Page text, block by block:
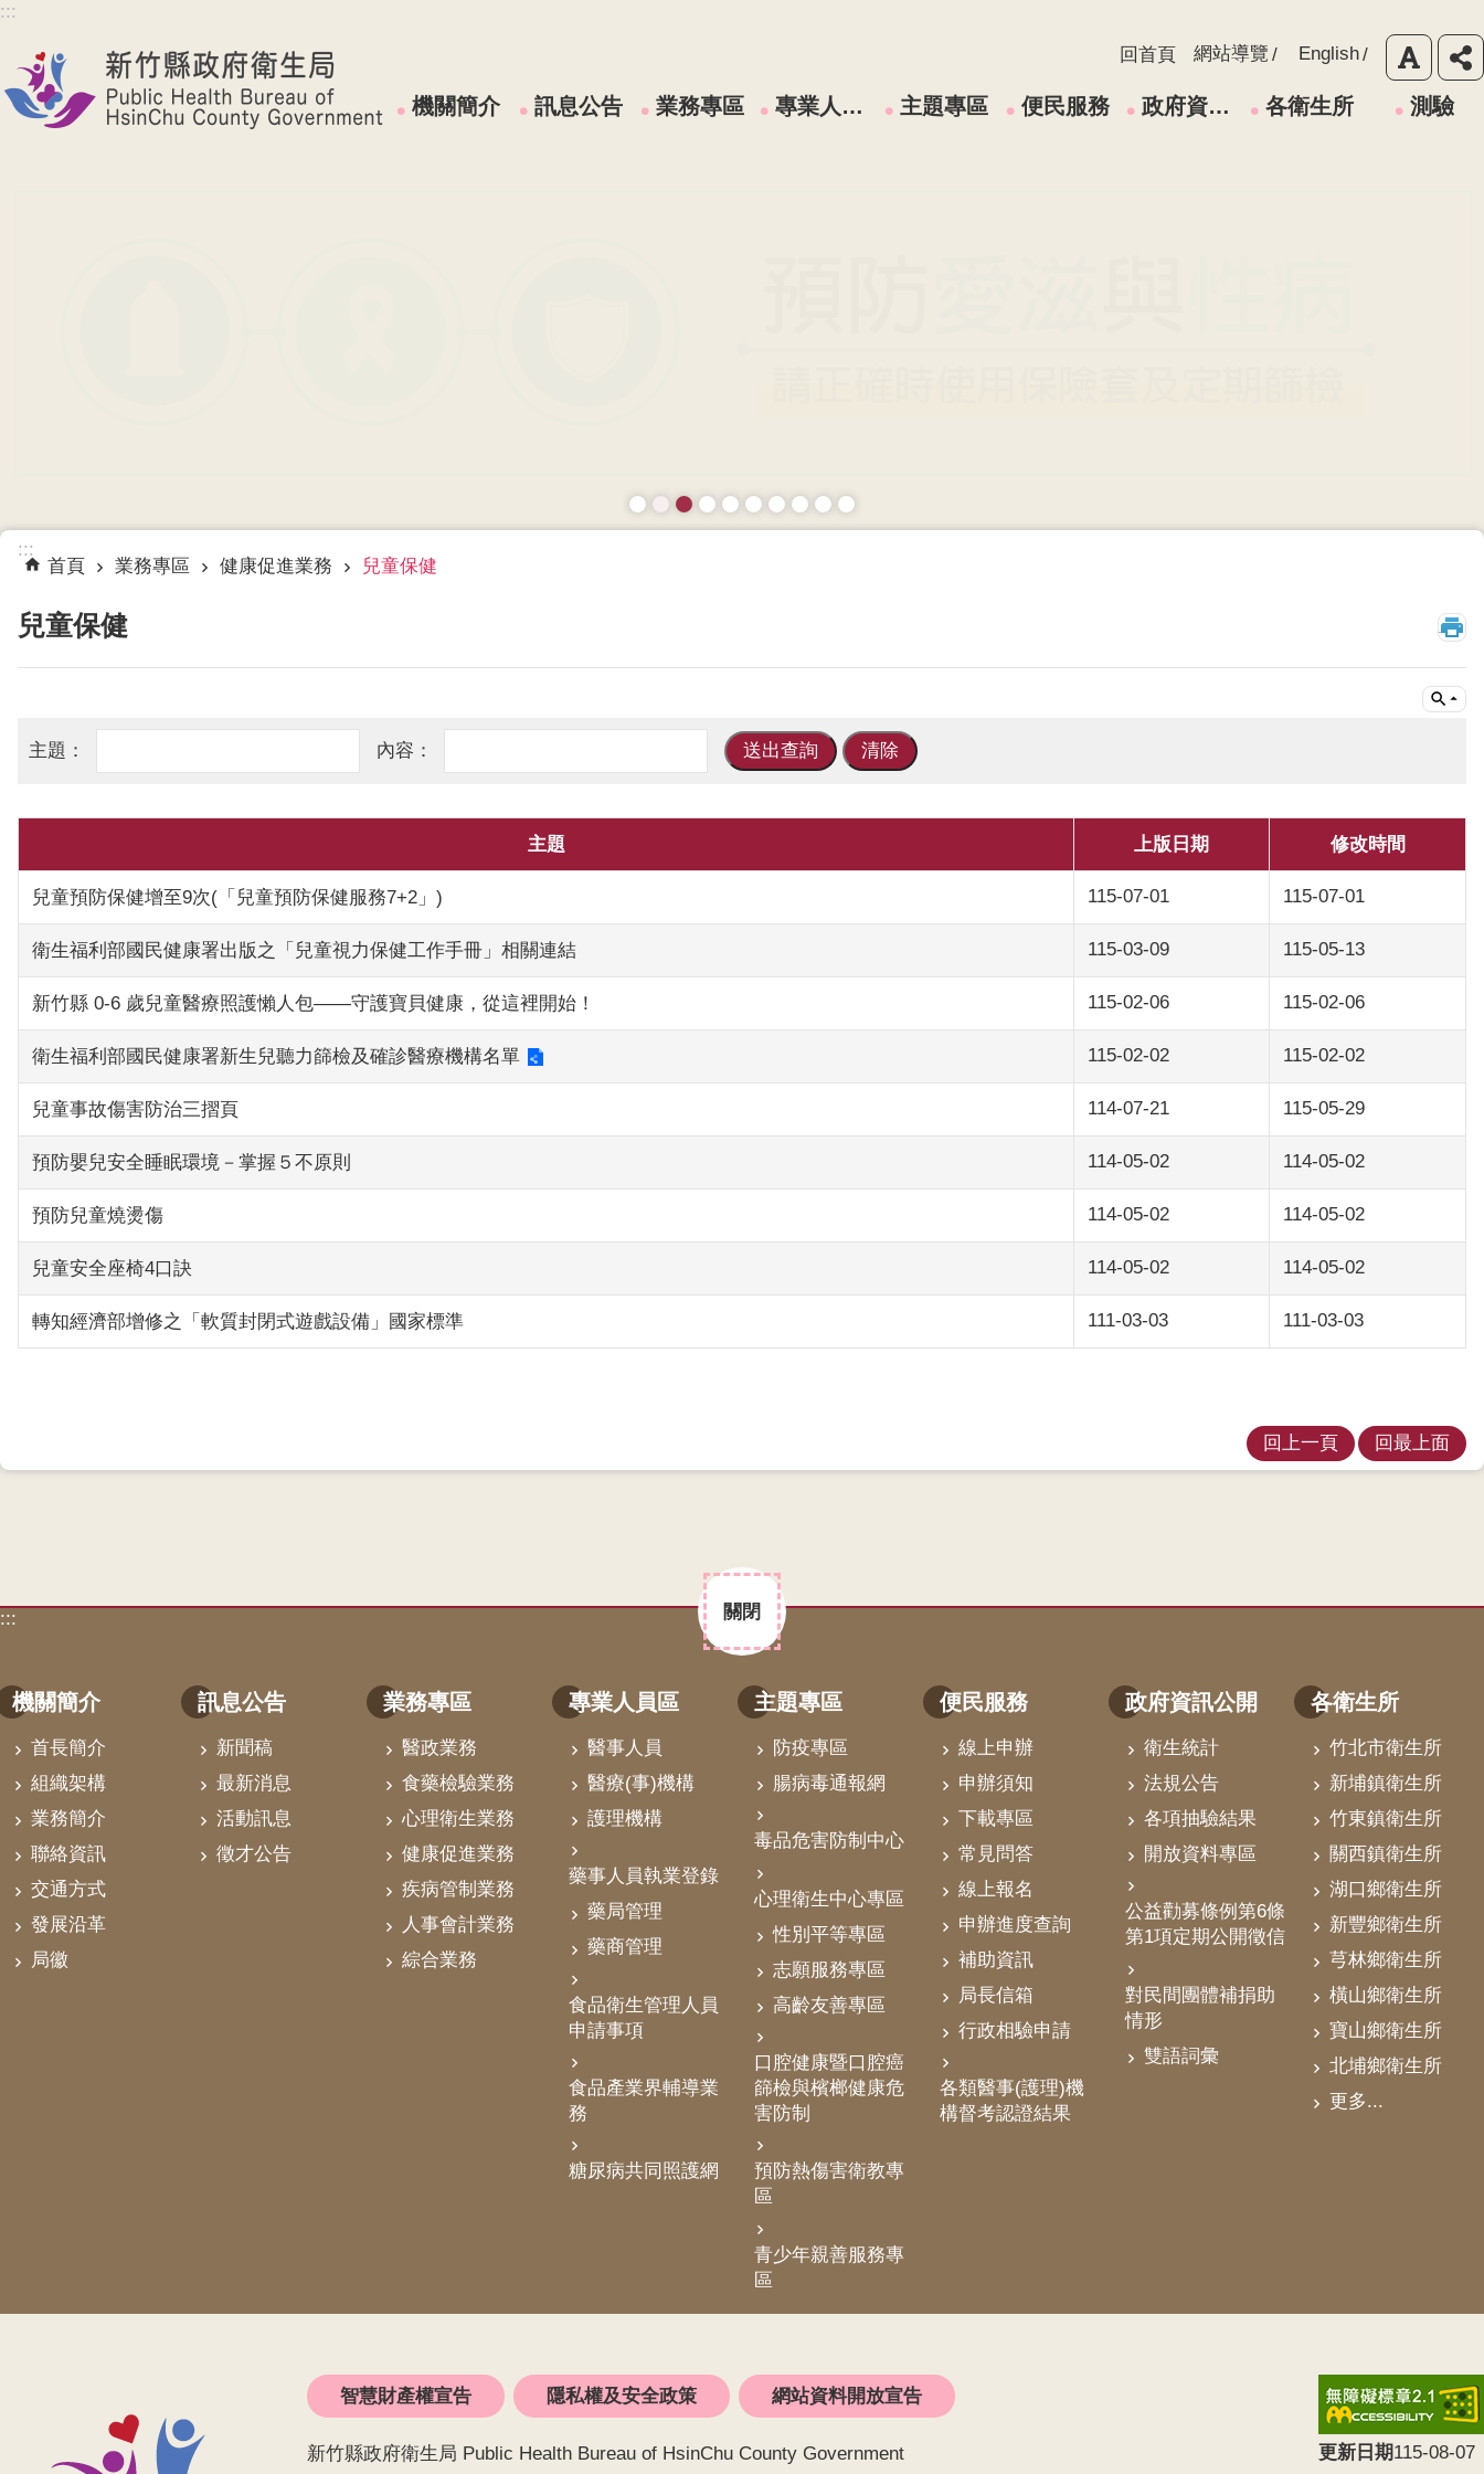
跳到主要內容區塊
:::
回首頁 網站導覽 English
機關簡介 訊息公告 業務專區 專業人員區 主題專區 便民服務 政府資訊公開 各衛生所 測驗
:::
首頁 業務專區 健康促進業務 兒童保健
兒童保健 _
主題 上版日期 修改時間
兒童預防保健增至9次(「兒童預防保健服務7+2」) 115-07-01 115-07-01
衛生福利部國民健康署出版之「兒童視力保健工作手冊」相關連結 115-03-09 115-05-13
新竹縣 0-6 歲兒童醫療照護懶人包——守護寶貝健康，從這裡開始！ 115-02-06 115-02-06
衛生福利部國民健康署新生兒聽力篩檢及確診醫療機構名單 115-02-02 115-02-02
兒童事故傷害防治三摺頁 114-07-21 115-05-29
預防嬰兒安全睡眠環境－掌握５不原則 114-05-02 114-05-02
預防兒童燒燙傷 114-05-02 114-05-02
兒童安全座椅4口訣 114-05-02 114-05-02
轉知經濟部增修之「軟質封閉式遊戲設備」國家標準 111-03-03 111-03-03
回上一頁 回最上面
關閉
:::
機關簡介
首長簡介
組織架構
業務簡介
聯絡資訊
交通方式
發展沿革
局徽
訊息公告
新聞稿
最新消息
活動訊息
徵才公告
業務專區
醫政業務
食藥檢驗業務
心理衛生業務
健康促進業務
疾病管制業務
人事會計業務
綜合業務
專業人員區
醫事人員
醫療(事)機構
護理機構
藥事人員執業登錄
藥局管理
藥商管理
食品衛生管理人員
申請事項
食品產業界輔導業
務
糖尿病共同照護網
主題專區
防疫專區
腸病毒通報網
毒品危害防制中心
心理衛生中心專區
性別平等專區
志願服務專區
高齡友善專區
口腔健康暨口腔癌
篩檢與檳榔健康危
害防制
預防熱傷害衛教專
區
青少年親善服務專
區
便民服務
線上申辦
申辦須知
下載專區
常見問答
線上報名
申辦進度查詢
補助資訊
局長信箱
行政相驗申請
各類醫事(護理)機
構督考認證結果
政府資訊公開
衛生統計
法規公告
各項抽驗結果
開放資料專區
公益勸募條例第6條
第1項定期公開徵信
對民間團體補捐助
情形
雙語詞彙
各衛生所
竹北市衛生所
新埔鎮衛生所
竹東鎮衛生所
關西鎮衛生所
湖口鄉衛生所
新豐鄉衛生所
芎林鄉衛生所
橫山鄉衛生所
寶山鄉衛生所
北埔鄉衛生所
更多...
智慧財產權宣告 隱私權及安全政策 網站資料開放宣告
新竹縣政府衛生局 Public Health Bureau of HsinChu County Government 更新日期115-08-07